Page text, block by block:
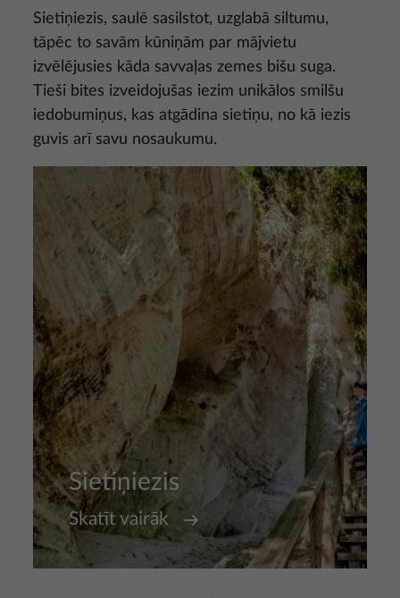
Sietiņiezis, saulē sasilstot, uzglabā siltumu,
tāpēc to savām kūniņām par mājvietu
izvēlējusies kāda savvaļas zemes bišu suga.
Tieši bites izveidojušas iezim unikālos smilšu
iedobumiņus, kas atgādina sietiņu, no kā iezis
guvis arī savu nosaukumu.
Sietiņiezis
Skatīt vairāk